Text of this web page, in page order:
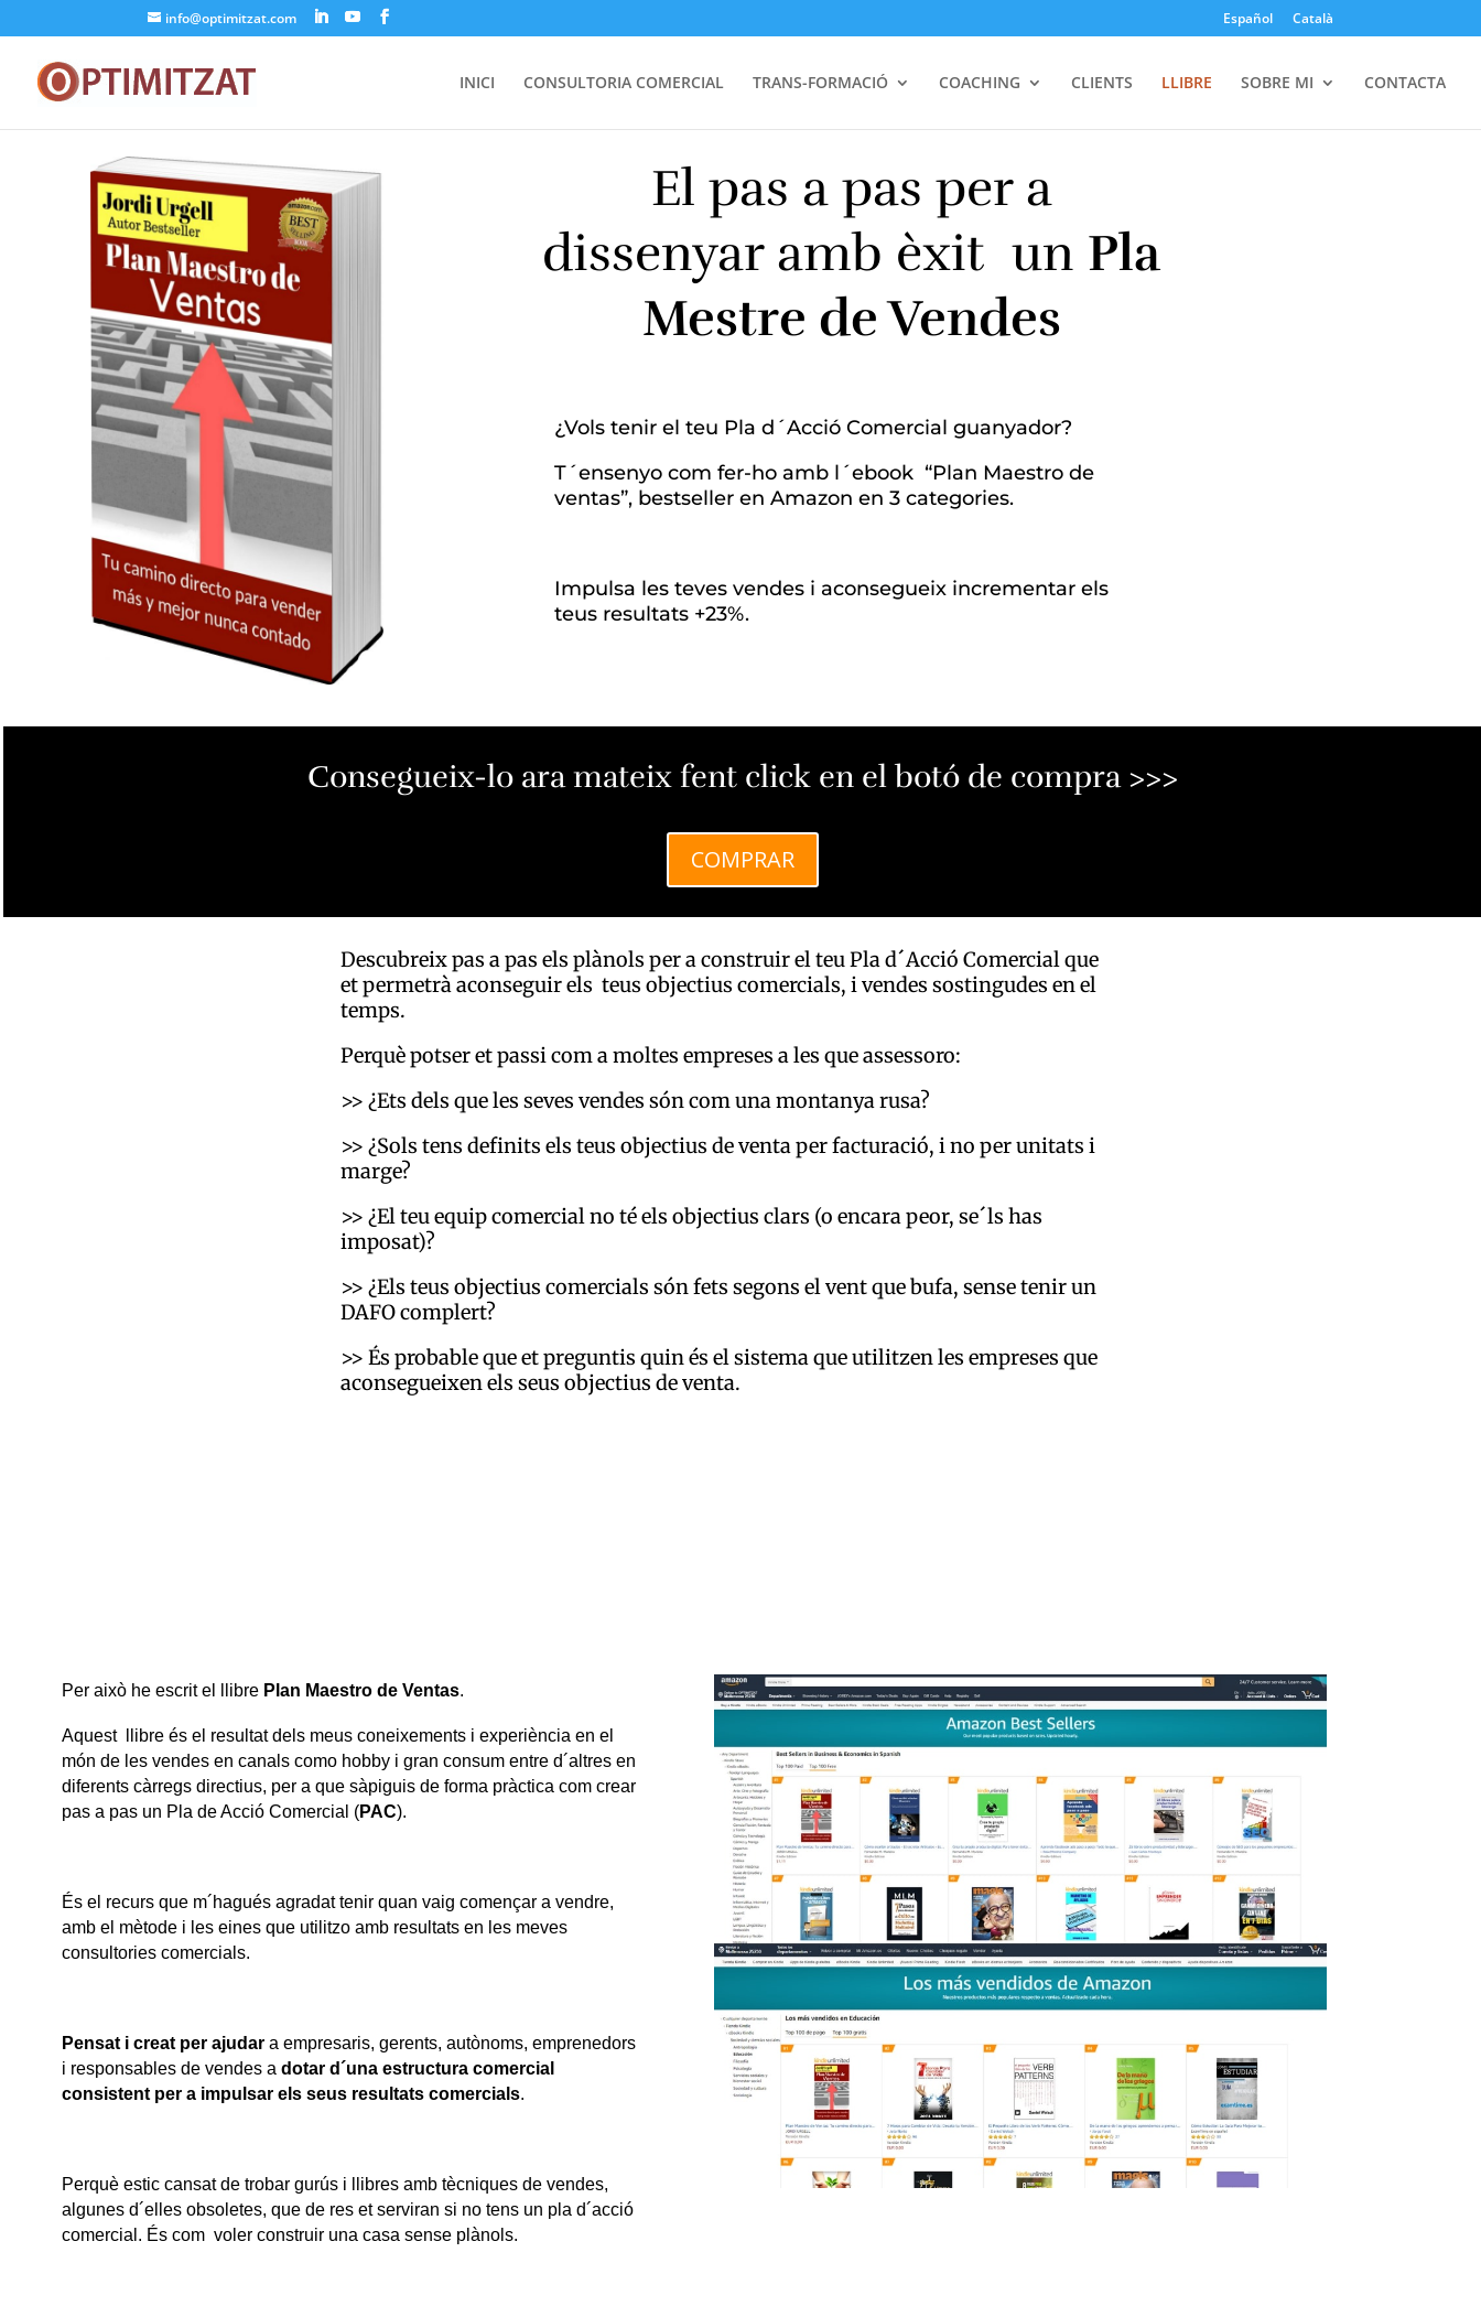
info@optimitzat.com Español Català
INICI CONSULTORIA COMERCIAL TRANS-FORMACIÓ COACHING CLIENTS LLIBRE SOBRE MI CONTACTA
El pas a pas per a
dissenyar amb èxit un Pla
Mestre de Vendes
¿Vols tenir el teu Pla d´Acció Comercial guanyador?
T´ensenyo com fer-ho amb l´ebook “Plan Maestro de
ventas”, bestseller en Amazon en 3 categories.
Impulsa les teves vendes i aconsegueix incrementar els
teus resultats +23%.
Consegueix-lo ara mateix fent click en el botó de compra >>>
COMPRAR
Descubreix pas a pas els plànols per a construir el teu Pla d´Acció Comercial que
et permetrà aconseguir els teus objectius comercials, i vendes sostingudes en el
temps.
Perquè potser et passi com a moltes empreses a les que assessoro:
>> ¿Ets dels que les seves vendes són com una montanya rusa?
>> ¿Sols tens definits els teus objectius de venta per facturació, i no per unitats i
marge?
>> ¿El teu equip comercial no té els objectius clars (o encara peor, se´ls has
imposat)?
>> ¿Els teus objectius comercials són fets segons el vent que bufa, sense tenir un
DAFO complert?
>> És probable que et preguntis quin és el sistema que utilitzen les empreses que
aconsegueixen els seus objectius de venta.
Per això he escrit el llibre Plan Maestro de Ventas.
Aquest llibre és el resultat dels meus coneixements i experiència en el
món de les vendes en canals como hobby i gran consum entre d´altres en
diferents càrregs directius, per a que sàpiguis de forma pràctica com crear
pas a pas un Pla de Acció Comercial (PAC).
És el recurs que m´hagués agradat tenir quan vaig començar a vendre,
amb el mètode i les eines que utilitzo amb resultats en les meves
consultories comercials.
Pensat i creat per ajudar a empresaris, gerents, autònoms, emprenedors
i responsables de vendes a dotar d´una estructura comercial
consistent per a impulsar els seus resultats comercials.
Perquè estic cansat de trobar gurús i llibres amb tècniques de vendes,
algunes d´elles obsoletes, que de res et serviran si no tens un pla d´acció
comercial. És com voler construir una casa sense plànols.